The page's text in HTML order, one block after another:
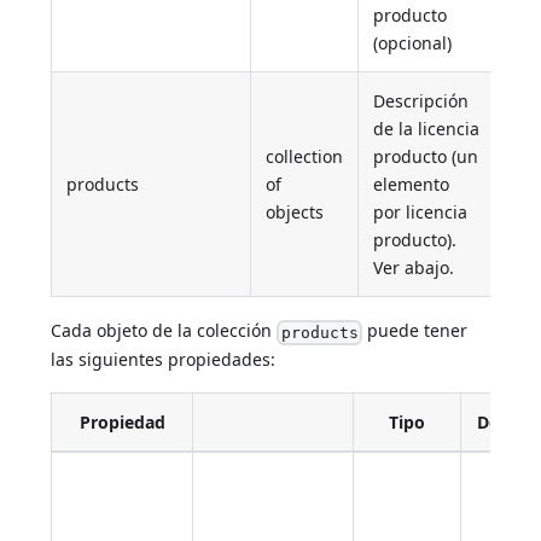
producto
(opcional)
products
collection
of
objects
Descripción
de la licencia
producto (un
elemento
por licencia
producto).
Ver abajo.
Cada objeto de la colección products puede tener
las siguientes propiedades:
Propiedad Tipo